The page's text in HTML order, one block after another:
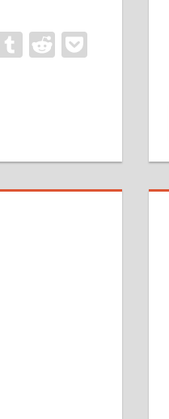
EmailTumblrReddit